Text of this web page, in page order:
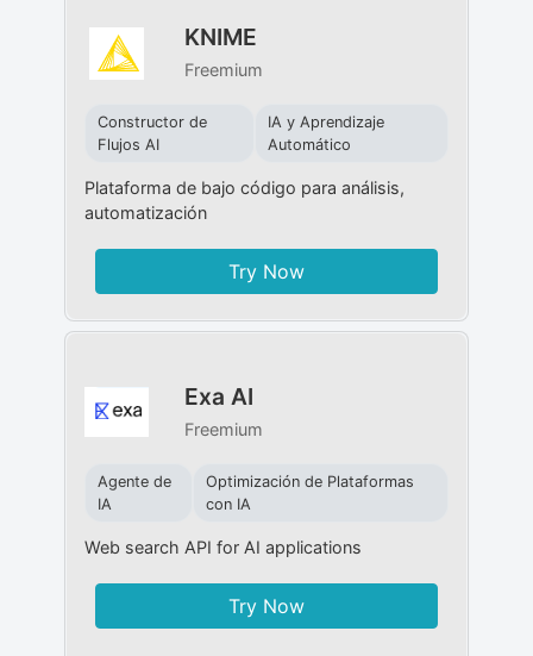
KNIME
Freemium
Constructor de
Flujos AI
IA y Aprendizaje
Automático
Plataforma de bajo código para análisis,
automatización
Try Now
Exa AI
Freemium
Agente de
IA
Optimización de Plataformas
con IA
Web search API for AI applications
Try Now